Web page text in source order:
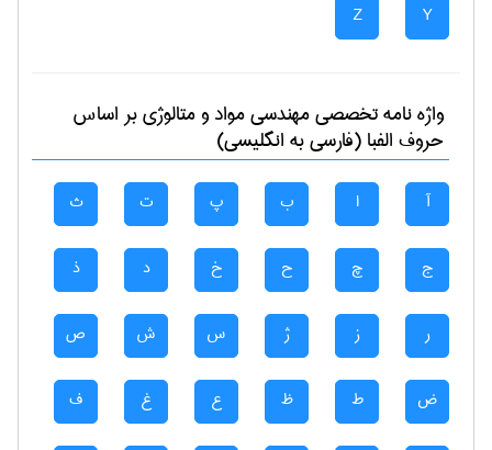
Y
Z
واژه نامه تخصصیمهندسی مواد و متالوژیبر اساس
حروف الفبا (فارسی به انگلیسی)
آ ا ب پ ت ث
ج چ ح خ د ذ
ر ز ژ س ش ص
ض ط ظ ع غ ف